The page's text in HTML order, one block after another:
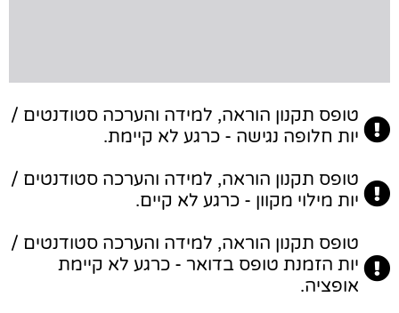
טופס תקנון הוראה, למידה והערכה סטודנטים /
יות חלופה נגישה - כרגע לא קיימת.
טופס תקנון הוראה, למידה והערכה סטודנטים /
יות מילוי מקוון - כרגע לא קיים.
טופס תקנון הוראה, למידה והערכה סטודנטים /
יות הזמנת טופס בדואר - כרגע לא קיימת
אופציה.